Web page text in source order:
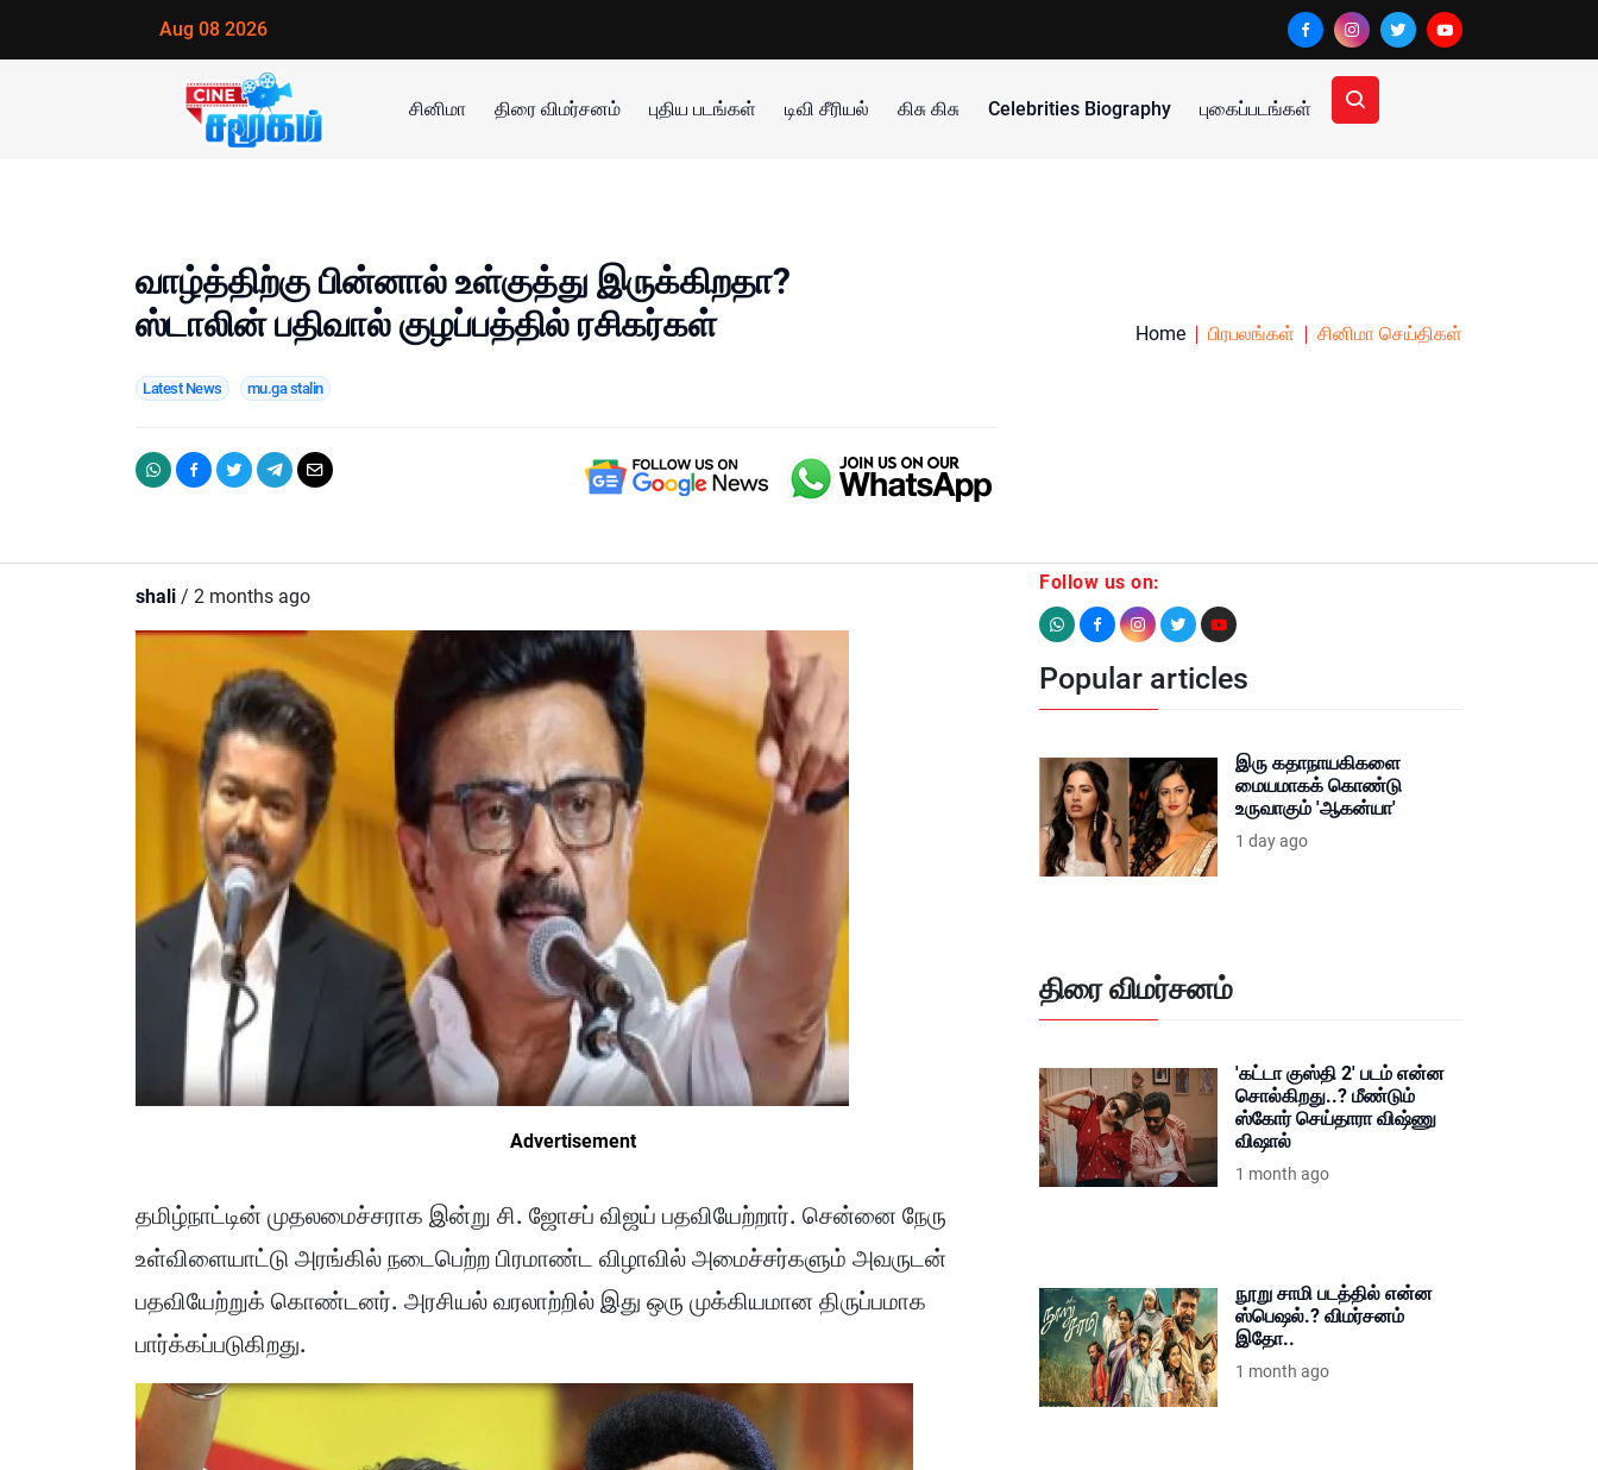
Aug 08 2026
சினிமா திரை விமர்சனம் புதிய படங்கள் டிவி சீரியல் கிசு கிசு Celebrities Biography புகைப்படங்கள்
வாழ்த்திற்கு பின்னால் உள்குத்து இருக்கிறதா?
ஸ்டாலின் பதிவால் குழப்பத்தில் ரசிகர்கள்
Latest News mu.ga stalin
Home பிரபலங்கள் சினிமா செய்திகள்
shali / 2 months ago
Advertisement
தமிழ்நாட்டின் முதலமைச்சராக இன்று சி. ஜோசப் விஜய் பதவியேற்றார். சென்னை நேரு
உள்விளையாட்டு அரங்கில் நடைபெற்ற பிரமாண்ட விழாவில் அமைச்சர்களும் அவருடன்
பதவியேற்றுக் கொண்டனர். அரசியல் வரலாற்றில் இது ஒரு முக்கியமான திருப்பமாக
பார்க்கப்படுகிறது.
Follow us on:
Popular articles
இரு கதாநாயகிகளை
மையமாகக் கொண்டு
உருவாகும் 'ஆகன்யா'
1 day ago
திரை விமர்சனம்
'கட்டா குஸ்தி 2' படம் என்ன
சொல்கிறது..? மீண்டும்
ஸ்கோர் செய்தாரா விஷ்ணு
விஷால்
1 month ago
நூறு சாமி படத்தில் என்ன
ஸ்பெஷல்.? விமர்சனம்
இதோ..
1 month ago